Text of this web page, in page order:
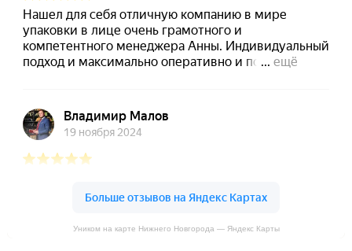
Уником на карте Нижнего Новгорода — Яндекс Карты